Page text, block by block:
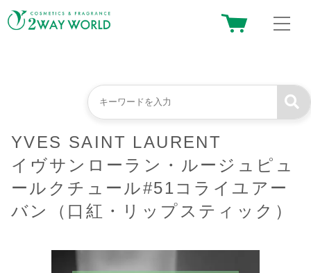
YVES SAINT LAURENT
イヴサンローラン・ルージュピュ
ールクチュール#51コライユアー
バン（口紅・リップスティック）